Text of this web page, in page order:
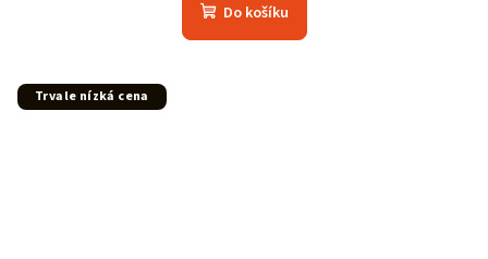
Do košíku
Trvale nízká cena